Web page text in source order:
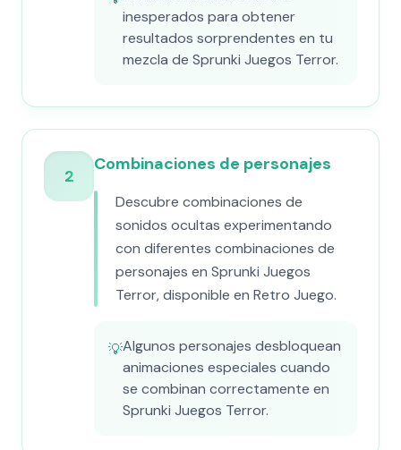
inesperados para obtener
resultados sorprendentes en tu
mezcla de Sprunki Juegos Terror.
2
Combinaciones de personajes
Descubre combinaciones de
sonidos ocultas experimentando
con diferentes combinaciones de
personajes en Sprunki Juegos
Terror, disponible en Retro Juego.
💡Algunos personajes desbloquean
animaciones especiales cuando
se combinan correctamente en
Sprunki Juegos Terror.